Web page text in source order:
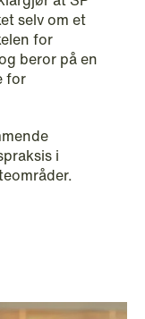
selv om et
for
beror på en
for
i